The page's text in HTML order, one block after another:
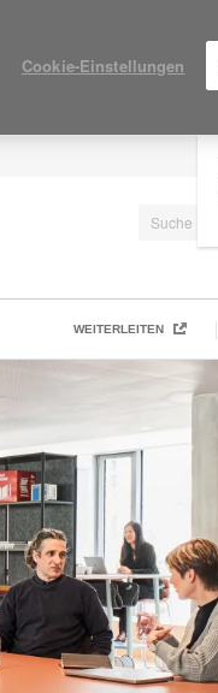
WEITERLEITEN
Cookie-Einstellungen